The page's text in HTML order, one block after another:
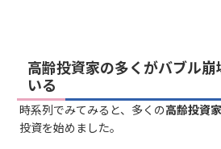
高齢投資家の多くがバブル
いる
時系列でみてみると、多くの高齢投資家
投資を始めました。